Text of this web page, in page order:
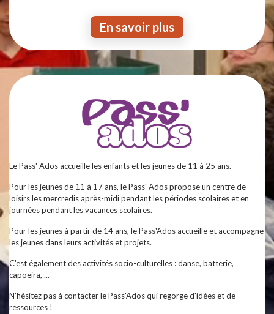
En savoir plus
Le Pass' Ados accueille les enfants et les jeunes de 11 à 25 ans.
Pour les jeunes de 11 à 17 ans, le Pass' Ados propose un centre de
loisirs les mercredis après-midi pendant les périodes scolaires et en
journées pendant les vacances scolaires.
Pour les jeunes à partir de 14 ans, le Pass'Ados accueille et accompagne
les jeunes dans leurs activités et projets.
C'est également des activités socio-culturelles : danse, batterie,
capoeira, ...
N'hésitez pas à contacter le Pass'Ados qui regorge d'idées et de
ressources !